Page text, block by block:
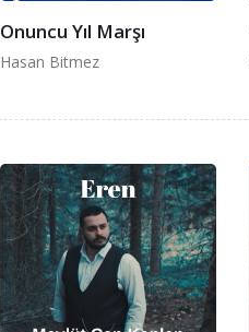
Onuncu Yıl Marşı
Hasan Bitmez